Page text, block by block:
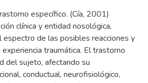
específico. (Cía, 2001)
clínica y entidad nosológica,
de las posibles reacciones y
traumática. El trastorno
del sujeto, afectando su
conductual, neurofisiológico,